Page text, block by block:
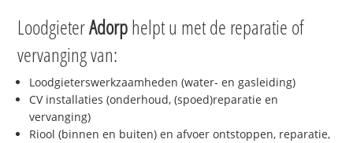
LoodgieterAdorphelpt u met de reparatie of
vervanging van:
Loodgieterswerkzaamheden (water- en gasleiding)
CV installaties (onderhoud, (spoed)reparatie en
vervanging)
Riool (binnen en buiten) en afvoer ontstoppen, reparatie,